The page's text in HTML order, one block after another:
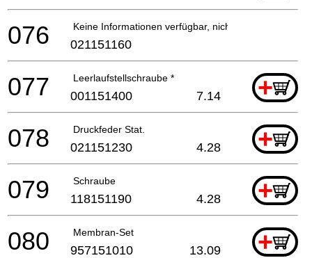
Keine Informationen verfügbar, nicht bestellbar
076 021151160
Leerlaufstellschraube * +
077 001151400 7.14
Druckfeder Stat. +
078 021151230 4.28
Schraube +
079 118151190 4.28
Membran-Set +
080 957151010 13.09